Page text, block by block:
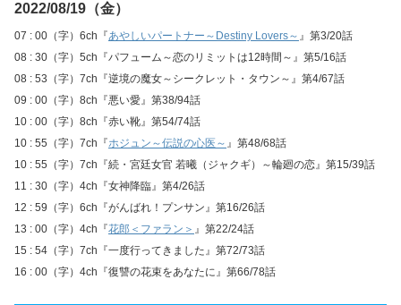
2022/08/19（金）
07 : 00（字）6ch『あやしいパートナー～Destiny Lovers～ 』第3/20話
08 : 30（字）5ch『パフューム～恋のリミットは12時間～』第5/16話
08 : 53（字）7ch『逆境の魔女～シークレット・タウン～』第4/67話
09 : 00（字）8ch『悪い愛』第38/94話
10 : 00（字）8ch『赤い靴』第54/74話
10 : 55（字）7ch『ホジュン～伝説の心医～ 』第48/68話
10 : 55（字）7ch『続・宮廷女官 若曦（ジャクギ）～輪廻の恋』第15/39話
11 : 30（字）4ch『女神降臨』第4/26話
12 : 59（字）6ch『がんばれ！プンサン』第16/26話
13 : 00（字）4ch『花郎＜ファラン＞ 』第22/24話
15 : 54（字）7ch『一度行ってきました』第72/73話
16 : 00（字）4ch『復讐の花束をあなたに』第66/78話